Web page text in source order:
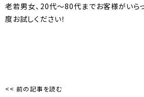
老若男女、20代～80代までお客様がいら
度お試しください！
<< 前の記事を読む